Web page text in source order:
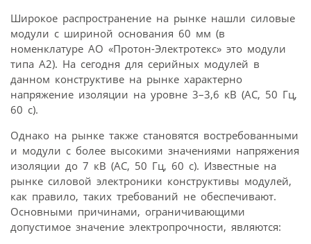
Широкое распространение на рынке нашли силовые
модули с шириной основания 60 мм (в
номенклатуре АО «Протон-Электротекс» это модули
типа А2). На сегодня для серийных модулей в
данном конструктиве на рынке характерно
напряжение изоляции на уровне 3–3,6 кВ (АС, 50 Гц,
60 с).
Однако на рынке также становятся востребованными
и модули с более высокими значениями напряжения
изоляции до 7 кВ (АС, 50 Гц, 60 с). Известные на
рынке силовой электроники конструктивы модулей,
как правило, таких требований не обеспечивают.
Основными причинами, ограничивающими
допустимое значение электропрочности, являются: